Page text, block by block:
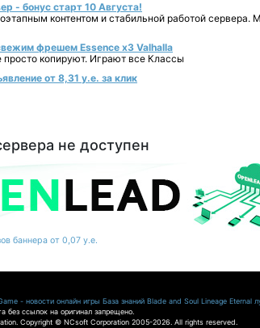
- бонус старт 10 Августа!
контентом и стабильной работой сервера.
фрешем Essence x3 Valhalla
копируют. Играют все Классы
от 8,31 у.е. за клик
не доступен
баннера от 0,07 у.е.
- новости онлайн игры База знаний Blade and Soul Lineage Eternal
без ссылок на оригинал запрещено.
Copyright © NCsoft Corporation 2005-2026. All rights reserved.